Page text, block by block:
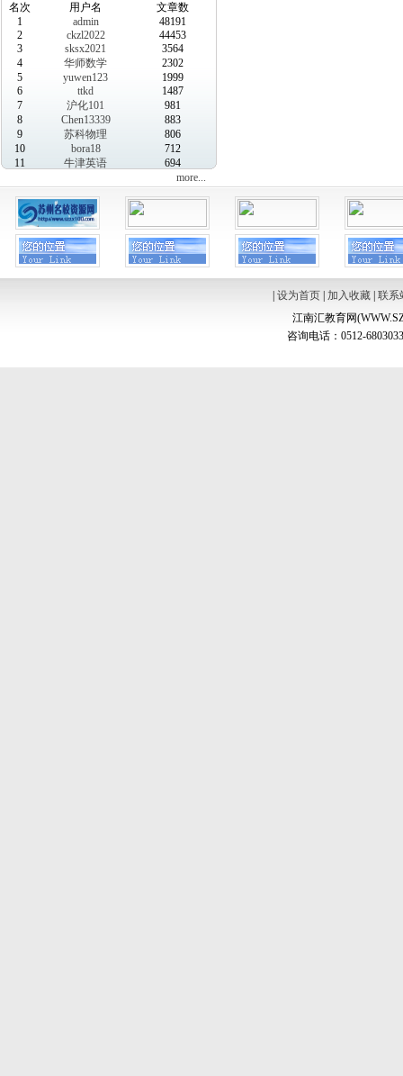
名次 用户名
文章数
1
admin
48191
2
ckzl2022
44453
3
sksx2021
3564
4
华师数学
2302
5
yuwen123
1999
6
ttkd
1487
7
沪化101
981
8
Chen13339
883
9
苏科物理
806
10
bora18
712
11
牛津英语
694
more...
设为首页| 加入收藏| 联系
江南汇教育网
咨询电话：0512-